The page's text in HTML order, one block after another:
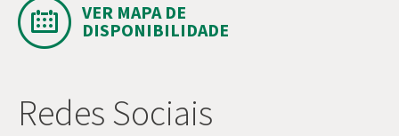
VER MAPA DE
DISPONIBILIDADE
Redes Sociais